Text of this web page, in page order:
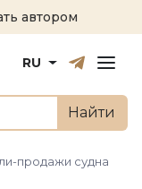
автором
РусскийEnglish
RU
Найти
продажи судна